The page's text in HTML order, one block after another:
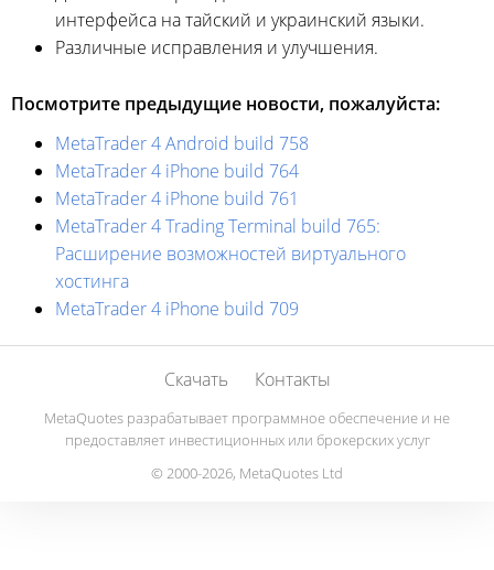
интерфейса на тайский и украинский языки.
Различные исправления и улучшения.
Посмотрите предыдущие новости, пожалуйста:
MetaTrader 4 Android build 758
MetaTrader 4 iPhone build 764
MetaTrader 4 iPhone build 761
MetaTrader 4 Trading Terminal build 765:
Расширение возможностей виртуального
хостинга
MetaTrader 4 iPhone build 709
Скачать Контакты
MetaQuotes разрабатывает программное обеспечение и не
предоставляет инвестиционных или брокерских услуг
© 2000-2026, MetaQuotes Ltd